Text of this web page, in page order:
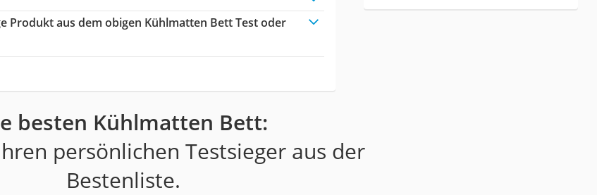
Produkt aus dem obigen Kühlmatten Bett Test oder
besten Kühlmatten Bett:
persönlichen Testsieger aus der
Bestenliste.